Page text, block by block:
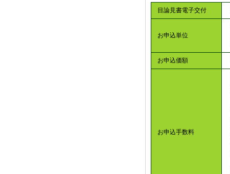
目論見書電子交付
お申込単位
お申込価額
お申込手数料